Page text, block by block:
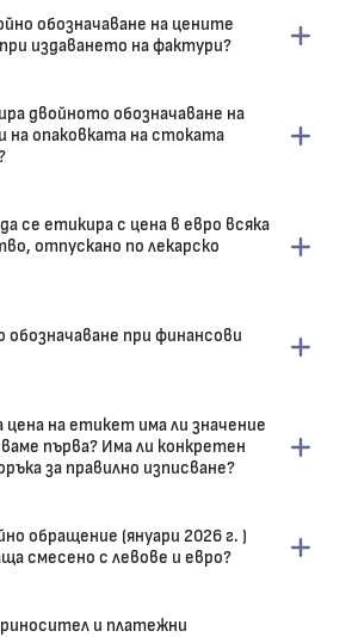
обозначаване на цените
издаването на фактури?
двойното обозначаване на
на опаковката на стоката
се етикира с цена в евро всяка
отпускано по лекарско
обозначаване при финансови
цена на етикет има ли значение
първа? Има ли конкретен
за правилно изписване?
обращение (януари 2026 г. )
смесено с левове и евро?
и платежни